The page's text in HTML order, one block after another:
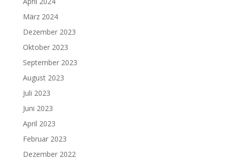
März 2024
Dezember 2023
Oktober 2023
September 2023
August 2023
Juli 2023
Juni 2023
April 2023
Februar 2023
Dezember 2022